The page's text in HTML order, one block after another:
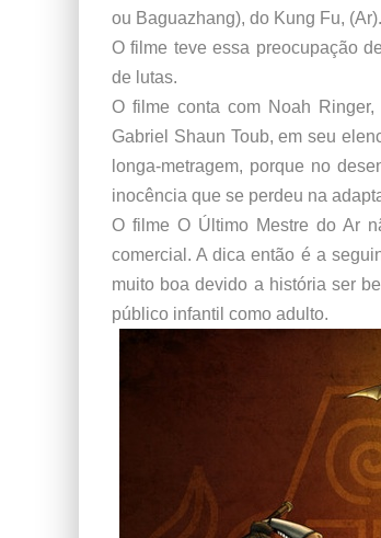
ou Baguazhang), do Kung Fu, (Ar).
O filme teve essa preocupação
de lutas.
O filme conta com Noah
Gabriel Shaun Toub, em seu
longa-metragem, porque no
inocência que se perdeu na
O filme O Último Mestre do Ar
comercial. A dica então é a
muito boa devido a história ser
público infantil como adulto.